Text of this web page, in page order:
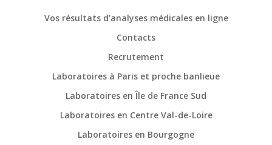
Vos résultats d’analyses médicales en ligne
Contacts
Recrutement
Laboratoires à Paris et proche banlieue
Laboratoires en Île de France Sud
Laboratoires en Centre Val-de-Loire
Laboratoires en Bourgogne